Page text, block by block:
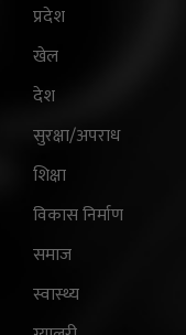
प्रदेश
खेल
देश
सुरक्षा/अपराध
शिक्षा
विकास निर्माण
समाज
स्वास्थ्य